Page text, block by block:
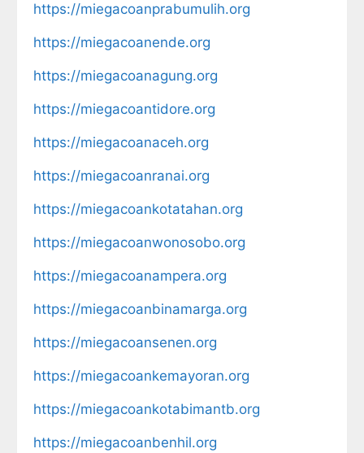
https://miegacoanprabumulih.org
https://miegacoanende.org
https://miegacoanagung.org
https://miegacoantidore.org
https://miegacoanaceh.org
https://miegacoanranai.org
https://miegacoankotatahan.org
https://miegacoanwonosobo.org
https://miegacoanampera.org
https://miegacoanbinamarga.org
https://miegacoansenen.org
https://miegacoankemayoran.org
https://miegacoankotabimantb.org
https://miegacoanbenhil.org